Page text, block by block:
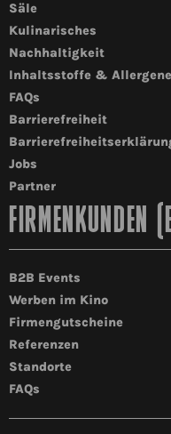
Säle
Kulinarisches
Nachhaltigkeit
Inhaltsstoffe &
FAQs
Barrierefreiheit
Jobs
Partner
FIRMENKUNDEN
B2B Events
Werben im Kino
Firmengutscheine
Referenzen
Standorte
FAQs